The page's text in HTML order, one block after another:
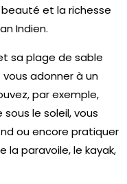
et la richesse
Indien.
sa plage de sable
adonner à un
par exemple,
le soleil, vous
ou encore pratiquer
la paravoile, le kayak,